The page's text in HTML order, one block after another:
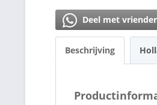
Deel met
Beschrijving